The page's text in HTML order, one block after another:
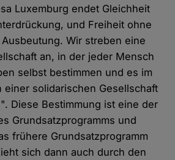
Luxemburg endet Gleichheit
und Freiheit ohne
Wir streben eine
an, in der jeder Mensch
selbst bestimmen und es im
einer solidarischen Gesellschaft
Diese Bestimmung ist eine der
Grundsatzprogramms und
frühere Grundsatzprogramm
sich dann auch durch den